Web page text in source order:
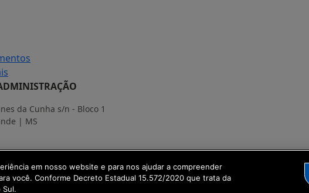
da Cunha s/n - Bloco 1
| MS
de Transformação Digital
em nosso website e para nos ajudar a compreender
você. Conforme Decreto Estadual 15.572/2020 que trata da
Sul.